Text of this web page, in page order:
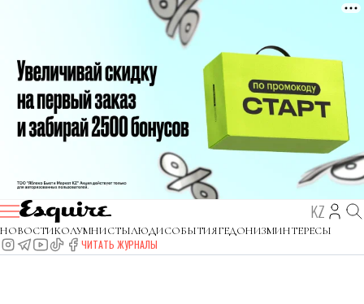
KZ
НОВОСТИКОЛУМНИСТЫЛЮДИСОБЫТИЯГЕДОНИЗМИНТЕРЕСЫ
ЧИТАТЬ ЖУРНАЛЫ